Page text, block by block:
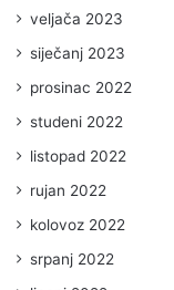
veljača 2023
siječanj 2023
prosinac 2022
studeni 2022
listopad 2022
rujan 2022
kolovoz 2022
srpanj 2022